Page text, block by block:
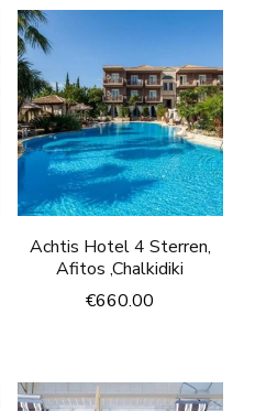
Achtis Hotel 4 Sterren,
Afitos ,Chalkidiki
€660.00